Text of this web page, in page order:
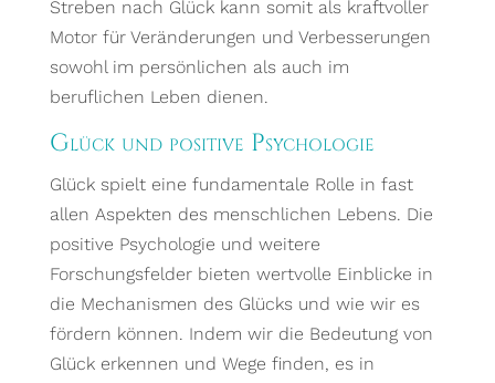
Streben nach Glück kann somit als kraftvoller
Motor für Veränderungen und Verbesserungen
sowohl im persönlichen als auch im
beruflichen Leben dienen.
Glück und positive Psychologie
Glück spielt eine fundamentale Rolle in fast
allen Aspekten des menschlichen Lebens. Die
positive Psychologie und weitere
Forschungsfelder bieten wertvolle Einblicke in
die Mechanismen des Glücks und wie wir es
fördern können. Indem wir die Bedeutung von
Glück erkennen und Wege finden, es in